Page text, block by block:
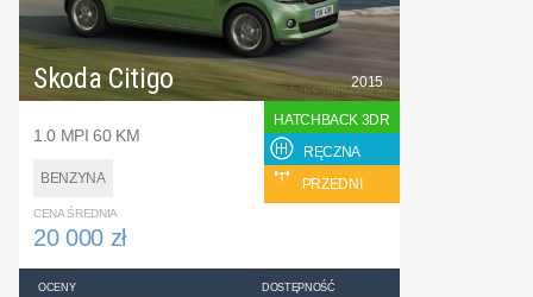
Skoda Citigo
1.0 MPI 60 KM
BENZYNA
2015
HATCHBACK 3DR
RĘCZNA
PRZEDNI
CENA ŚREDNIA
20 000 zł
OCENY DOSTĘPNOŚĆ